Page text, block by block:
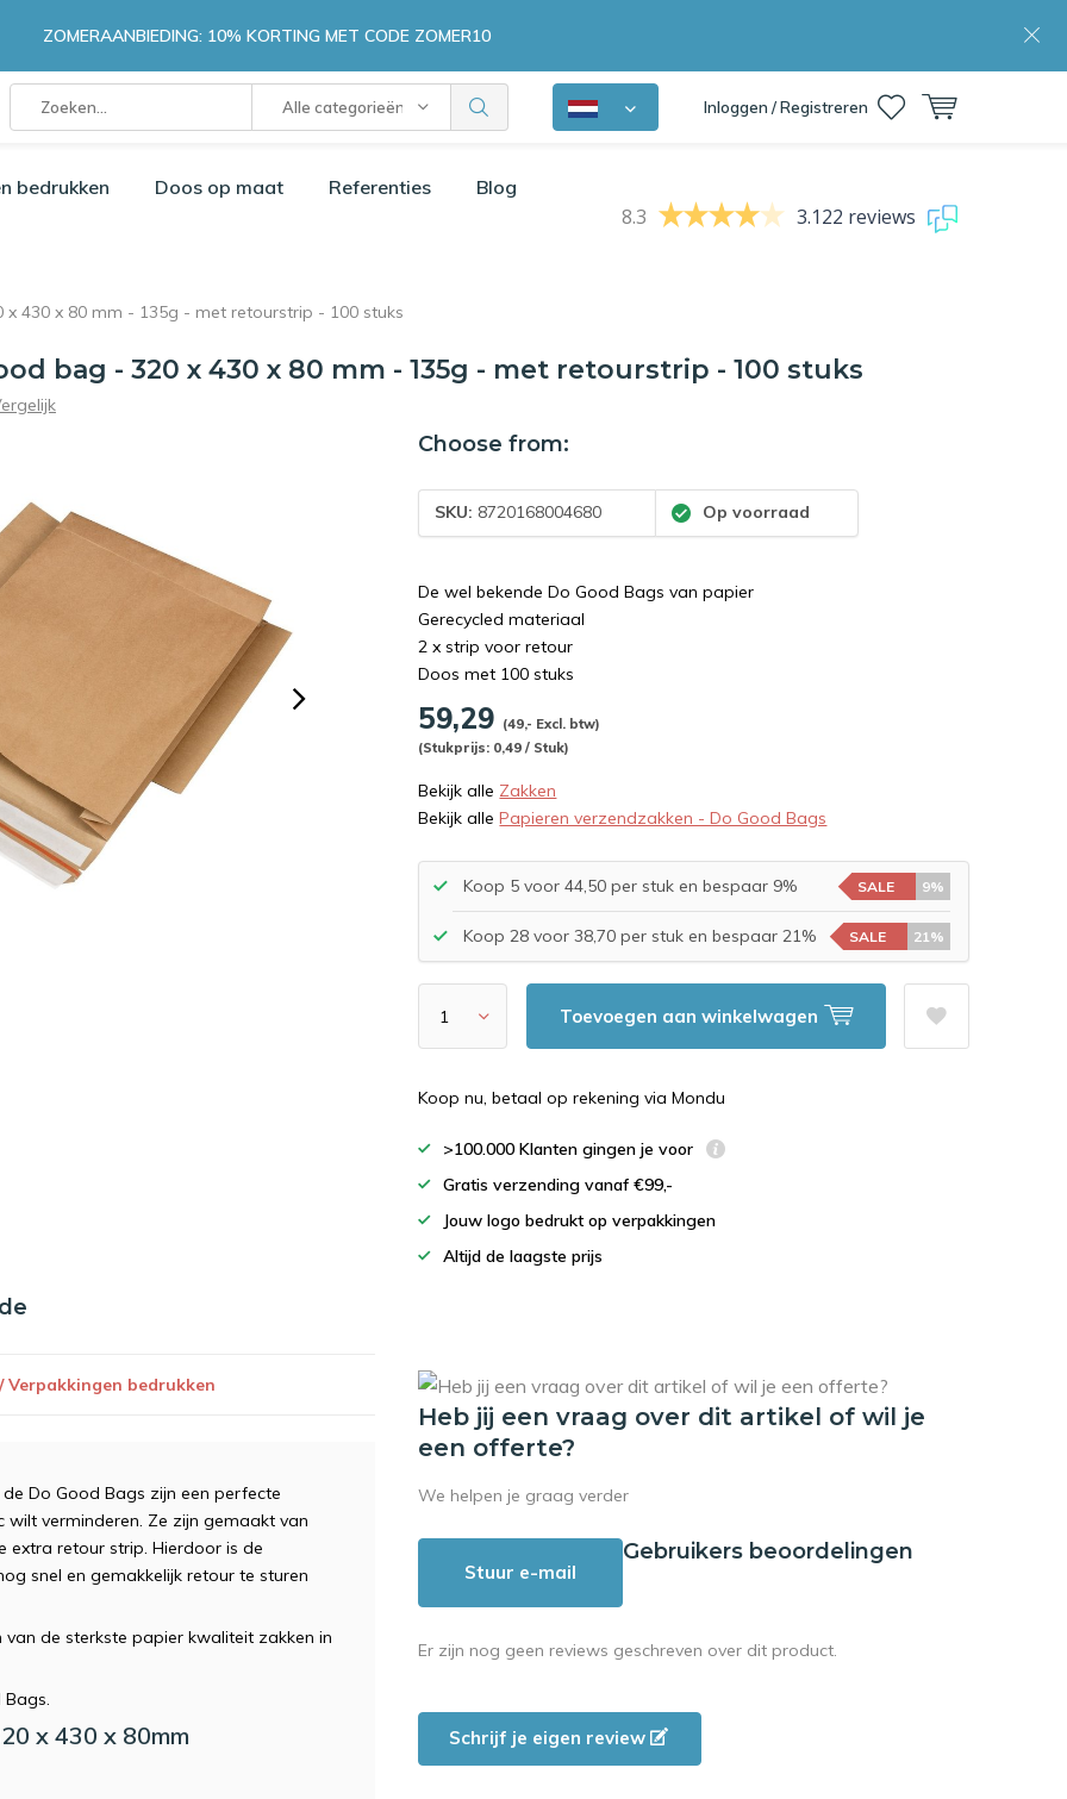
Alle categorieën Inloggen / Registreren
ZOMERAANBIEDING: 10% KORTING MET CODE ZOMER10
bedrukken Doos op maat Referenties Blog
8.3 3.122 reviews
430 x 80 mm - 135g - met retourstrip - 100 stuks
bag - 320 x 430 x 80 mm - 135g - met retourstrip - 100 stuks
Choose from:
SKU: 8720168004680 Op voorraad
De wel bekende Do Good Bags van papier
Gerecycled materiaal
2 x strip voor retour
Doos met 100 stuks
59,29 (49,- Excl. btw)
(Stukprijs: 0,49 / Stuk)
Bekijk alle Zakken
Bekijk allePapieren verzendzakken - Do Good Bags
Koop 5 voor 44,50 per stuk en bespaar 9% SALE 9%
Koop 28 voor 38,70 per stuk en bespaar 21% SALE 21%
Toevoegen aan winkelwagen
Koop nu, betaal op rekening via Mondu
>100.000 Klanten gingen je voor
Gratis verzending vanaf €99,-
Jouw logo bedrukt op verpakkingen
Altijd de laagste prijs
Verpakkingen bedrukken
Do Good Bags zijn een perfecte
verminderen. Ze zijn gemaakt van
extra retour strip. Hierdoor is de
snel en gemakkelijk retour te sturen
van de sterkste papier kwaliteit zakken in
x 430 x 80mm
Heb jij een vraag over dit artikel of wil je
een offerte?
We helpen je graag verder
Stuur e-mail
Gebruikers beoordelingen
Er zijn nog geen reviews geschreven over dit product.
Schrijf je eigen review